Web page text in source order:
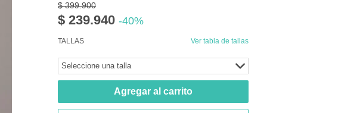
$ 399.900
$ 239.940 -40%
TALLAS Ver tabla de tallas
Seleccione una talla
Agregar al carrito